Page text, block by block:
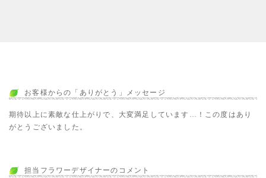
お客様からの「ありがとう」メッセージ
期待以上に素敵な仕上がりで、大変満足しています…！この度はあり
がとうございました。
担当フラワーデザイナーのコメント